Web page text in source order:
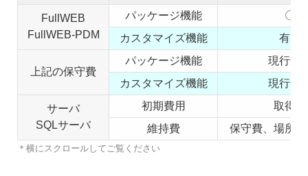
FullWEB
FullWEB-PDM
パッケージ機能
〇
カスタマイズ機能
有り
上記の保守費
パッケージ機能
現行金
カスタマイズ機能
現行金
サーバ
SQLサーバ
初期費用
取得費
維持費
保守費、場所
＊横にスクロールしてご覧ください